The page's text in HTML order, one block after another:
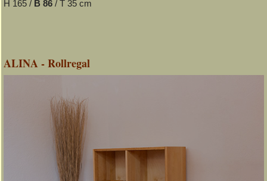
H 165 / B 86/ T 35 cm
ALINA - Rollregal